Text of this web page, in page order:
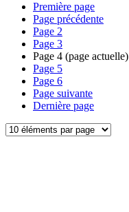
Première page
Page précédente
Page 2
Page 3
Page 4 (page actuelle)
Page 5
Page 6
Page suivante
Dernière page